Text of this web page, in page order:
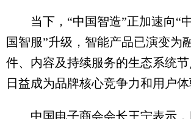
当下，“中国智造”正加速向“中
国智服”升级，智能产品已演变为
件、内容及持续服务的生态系统
日益成为品牌核心竞争力和用户体
中国电子商会会长王宁表示，